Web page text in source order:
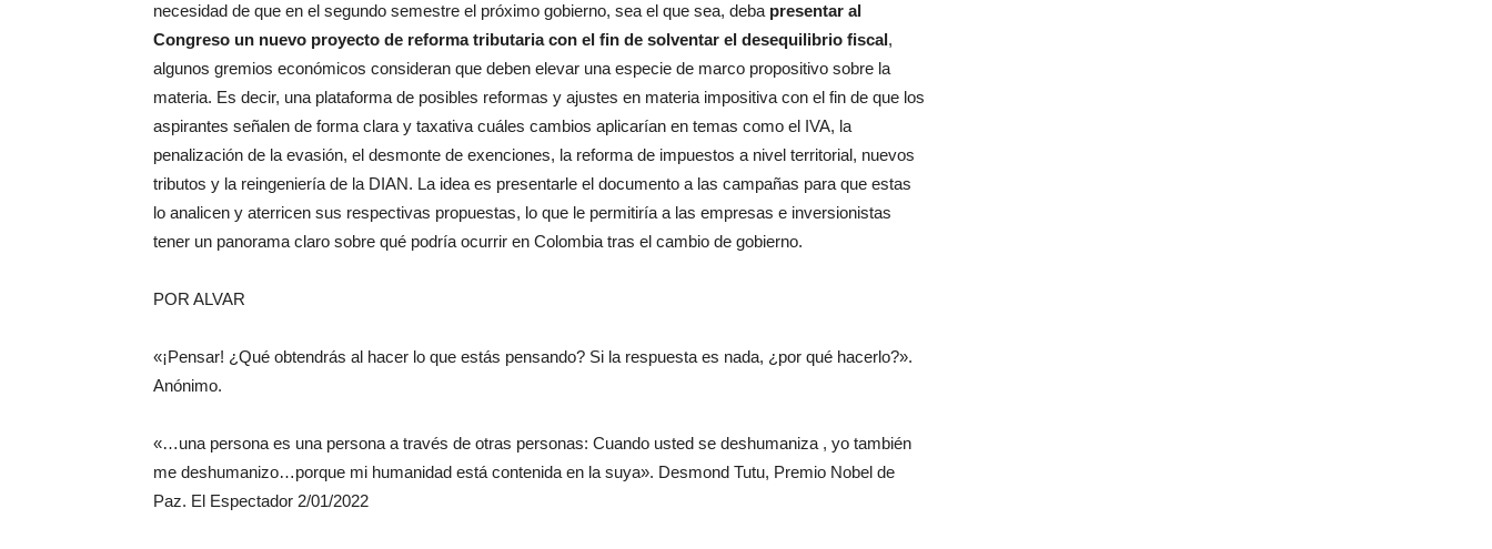
necesidad de que en el segundo semestre el próximo gobierno, sea el que sea, deba presentar al
Congreso un nuevo proyecto de reforma tributaria con el fin de solventar el desequilibrio fiscal,
algunos gremios económicos consideran que deben elevar una especie de marco propositivo sobre la
materia. Es decir, una plataforma de posibles reformas y ajustes en materia impositiva con el fin de que los
aspirantes señalen de forma clara y taxativa cuáles cambios aplicarían en temas como el IVA, la
penalización de la evasión, el desmonte de exenciones, la reforma de impuestos a nivel territorial, nuevos
tributos y la reingeniería de la DIAN. La idea es presentarle el documento a las campañas para que estas
lo analicen y aterricen sus respectivas propuestas, lo que le permitiría a las empresas e inversionistas
tener un panorama claro sobre qué podría ocurrir en Colombia tras el cambio de gobierno.
POR ALVAR
«¡Pensar! ¿Qué obtendrás al hacer lo que estás pensando? Si la respuesta es nada, ¿por qué hacerlo?».
Anónimo.
«…una persona es una persona a través de otras personas: Cuando usted se deshumaniza , yo también
me deshumanizo…porque mi humanidad está contenida en la suya». Desmond Tutu, Premio Nobel de
Paz. El Espectador 2/01/2022